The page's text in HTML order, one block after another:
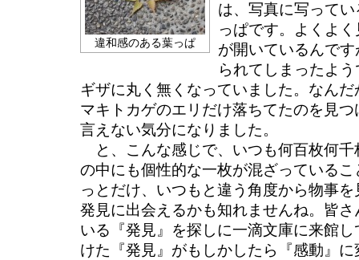
違和感のある葉っぱ
は、写真に写って
っぱです。よくよ
が開いているんで
られてしまったよ
ギザに丸く無くなっていました。なん
マキトカゲのエリだけ落ちてたのを見
言えない気分になりました。
と、こんな感じで、いつも何百枚何千
の中にも個性的な一枚が混ざっている
っとだけ、いつもと違う角度から物事
発見に出会えるかも知れませんね。皆
いる『発見』を探しに一滴文庫に来館
けた『発見』がもしかしたら『感動』